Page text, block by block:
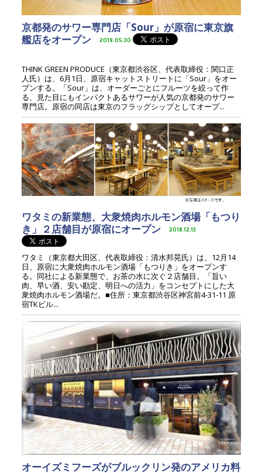
京都発のサワー専門店「Sour」が原宿に東京旗
艦店をオープン
2019.05.30
THINK GREEN PRODUCE（東京都渋谷区、代表取締役：関口正
人氏）は、6月1日、原宿キャットストリートに「Sour」をオー
プンする。「Sour」は、オーダーごとにフルーツを絞って作
る、見た目にもインパクトあるサワーが人気の京都発のサワー
専門店。原宿の同店は東京のフラッグシップとしてオープ...
ワタミの新業態、大衆焼肉ホルモン酒場「もつり
き」２店舗目が原宿にオープン
2018.12.13
ワタミ（東京都大田区、代表取締役：清水邦晃氏）は、12月14
日、原宿に大衆焼肉ホルモン酒場「もつりき」をオープンす
る。同社による新業態で、お茶の水に次ぐ２店舗目。「旨い
肉、早い酒、安い勘定、明日への活力」をコンセプトにした大
衆焼肉ホルモン酒場だ。■住所：東京都渋谷区神宮前4-31-11 原
宿TKビル...
オーイズミフーズがブルックリン発のアメリカ料